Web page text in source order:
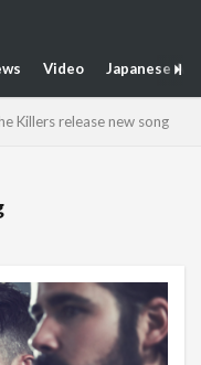
Video Japanese
Killers release new song